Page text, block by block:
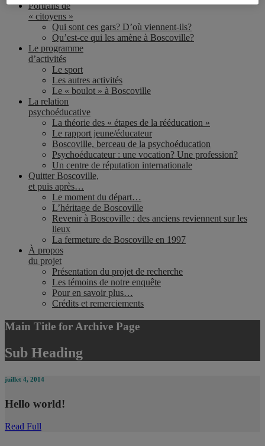
Portraits de
« citoyens »
Qui sont ces gars? D’où viennent-ils?
Qu’est-ce qui les amène à Boscoville?
Le programme
d’activités
Le sport
Les autres activités
Le « boulot » à Boscoville
La relation
psychoéducative
La théorie des « étapes de la rééducation »
Le rapport jeune/éducateur
Boscoville, berceau de la psychoéducation
Psychoéducateur : une vocation? Une profession?
Un centre de réputation internationale
Quitter Boscoville,
et puis après…
Le moment du départ…
L’héritage de Boscoville
Revenir à Boscoville : des anciens reviennent sur les
lieux
La fermeture de Boscoville en 1997
À propos
du projet
Présentation du projet de recherche
Les témoins de notre enquête
Pour en savoir plus…
Crédits et remerciements
Main Title for Archive Page
Sub Heading
juillet 4, 2014
Hello world!
Read Full